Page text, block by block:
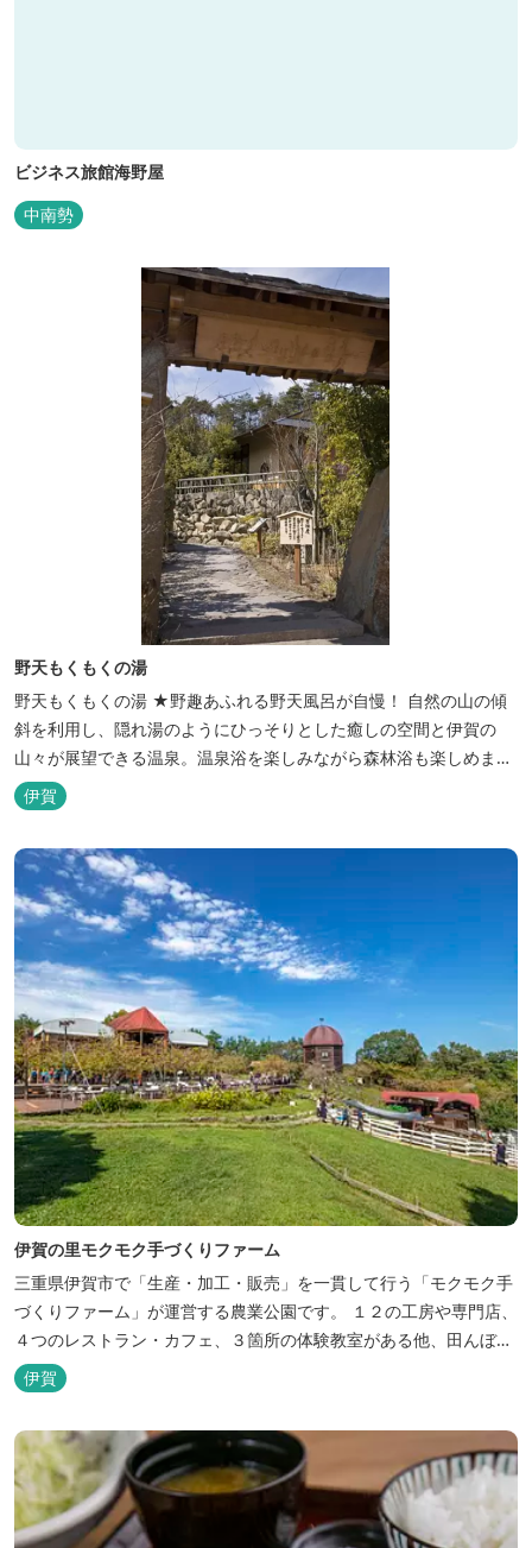
ビジネス旅館海野屋
中南勢
野天もくもくの湯
野天もくもくの湯 ★野趣あふれる野天風呂が自慢！ 自然の山の傾
斜を利用し、隠れ湯のようにひっそりとした癒しの空間と伊賀の
山々が展望できる温泉。温泉浴を楽しみながら森林浴も楽しめま
す。一枚岩をくり貫いてつくった湯船もあり、風情ある空間が魅力
です。 ★源泉100％の野天風呂 源泉100％の野天風呂が2つあり、
38度のぬるめの湯と42度の熱めの湯があります。ぬるめの湯はじっ
くりとゆ...
伊賀
伊賀の里モクモク手づくりファーム
三重県伊賀市で「生産・加工・販売」を一貫して行う「モクモク手
づくりファーム」が運営する農業公園です。 １２の工房や専門店、
４つのレストラン・カフェ、３箇所の体験教室がある他、田んぼや
いかだ池など、「自然や農業」を身近に感じて楽しんでいただける
遊び場もあります。 園内では、ミニブタくんたちのショーを見た
農体験プログラムに参加したり...
伊賀